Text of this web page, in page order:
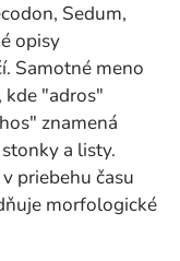
Sedum,
opisy
Samotné meno
kde "adros"
znamená
a listy.
priebehu času
morfologické